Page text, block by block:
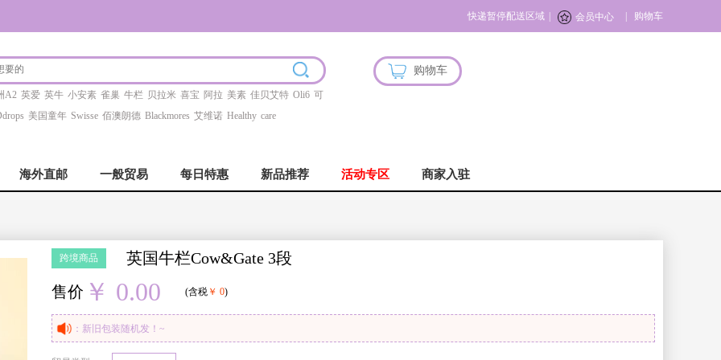
快递暂停配送区域 会员中心 购物车
A2 英爱 英牛 小安素 雀巢 牛栏 贝拉米 喜宝 阿拉 美素 佳贝艾特 Oli6 可
美国童年 Swisse 佰澳朗德 Blackmores 艾维诺 Healthy care
购物车
海外直邮 一般贸易 每日特惠 新品推荐 活动专区 商家入驻
跨境商品
英国牛栏Cow&Gate 3段
售价 ￥ 0.00 (含税 ￥ 0)
：新旧包装随机发！~